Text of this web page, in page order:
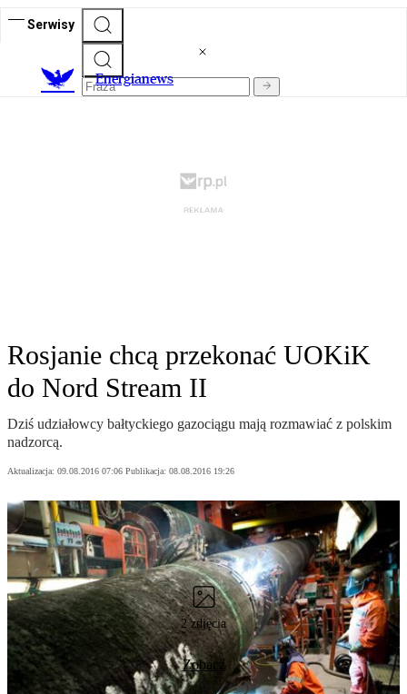
Serwisy
Energianews
Rosjanie chcą przekonać UOKiK
do Nord Stream II
Dziś udziałowcy bałtyckiego gazociągu mają rozmawiać z polskim
nadzorcą.
Aktualizacja: 09.08.2016 07:06 Publikacja: 08.08.2016 19:26
2 zdjęcia
Zobacz